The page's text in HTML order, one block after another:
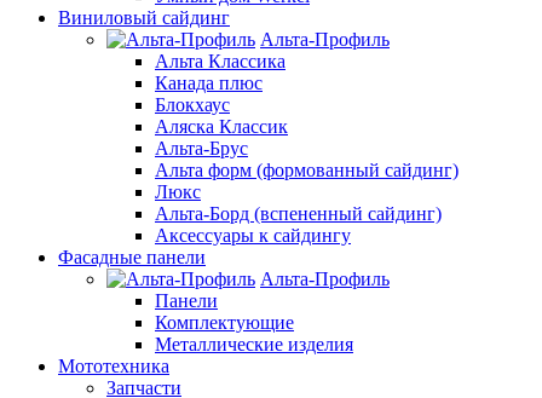
Виниловый сайдинг
Альта-Профиль
Альта Классика
Канада плюс
Блокхаус
Аляска Классик
Альта-Брус
Альта форм (формованный сайдинг)
Люкс
Альта-Борд (вспененный сайдинг)
Аксессуары к сайдингу
Фасадные панели
Альта-Профиль
Панели
Комплектующие
Металлические изделия
Мототехника
Запчасти